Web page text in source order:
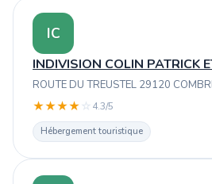
IC
INDIVISION COLIN PATRICK
ROUTE DU TREUSTEL 29120
★★★★ ☆ 4.3/5
Hébergement touristique